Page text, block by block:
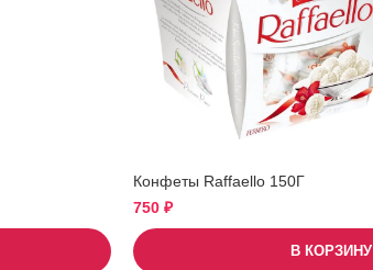
Конфеты Raffaello 150Г
750 ₽
В КОРЗИНУ